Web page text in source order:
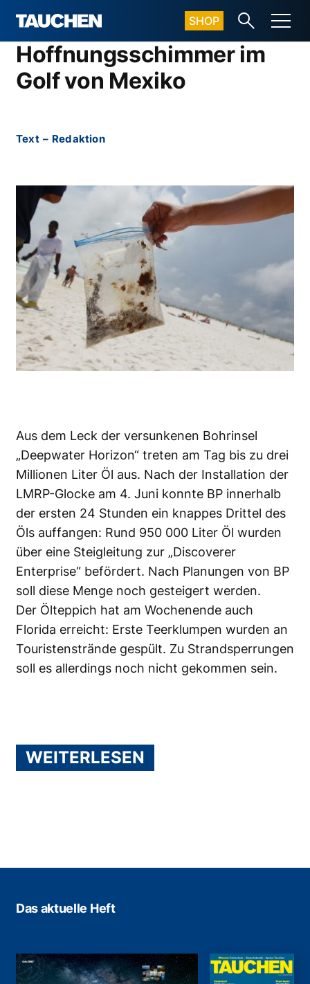
SHOP
Hoffnungsschimmer im
Golf von Mexiko
Text – Redaktion
Aus dem Leck der versunkenen Bohrinsel
„Deepwater Horizon“ treten am Tag bis zu drei
Millionen Liter Öl aus. Nach der Installation der
LMRP-Glocke am 4. Juni konnte BP innerhalb
der ersten 24 Stunden ein knappes Drittel des
Öls auffangen: Rund 950 000 Liter Öl wurden
über eine Steigleitung zur „Discoverer
Enterprise“ befördert. Nach Planungen von BP
soll diese Menge noch gesteigert werden.
Der Ölteppich hat am Wochenende auch
Florida erreicht: Erste Teerklumpen wurden an
Touristenstrände gespült. Zu Strandsperrungen
soll es allerdings noch nicht gekommen sein.
WEITERLESEN
Das aktuelle Heft